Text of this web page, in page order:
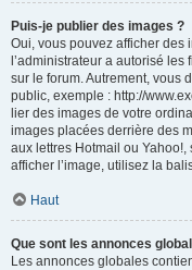
Puis-je publier des images ?
Oui, vous pouvez afficher des
l’administrateur a autorisé
sur le forum. Autrement, vous
public, exemple : http://
lier des images de votre
images placées derrière des
aux lettres Hotmail ou
afficher l’image, utilisez la
Haut
Que sont les annonces
Les annonces globales